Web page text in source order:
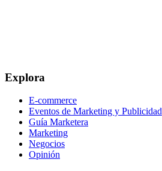
Explora
E-commerce
Eventos de Marketing y Publicidad
Guía Marketera
Marketing
Negocios
Opinión